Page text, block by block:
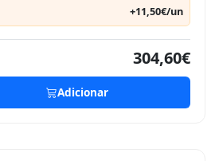
+11,50€/un
304,60€
Adicionar